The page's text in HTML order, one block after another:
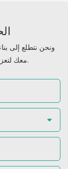
معك لتعزيز تطوير الصناعة والابتكار بشكل مشترك.